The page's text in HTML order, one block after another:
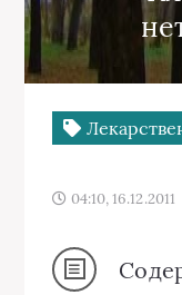
04:10, 16.12.2011